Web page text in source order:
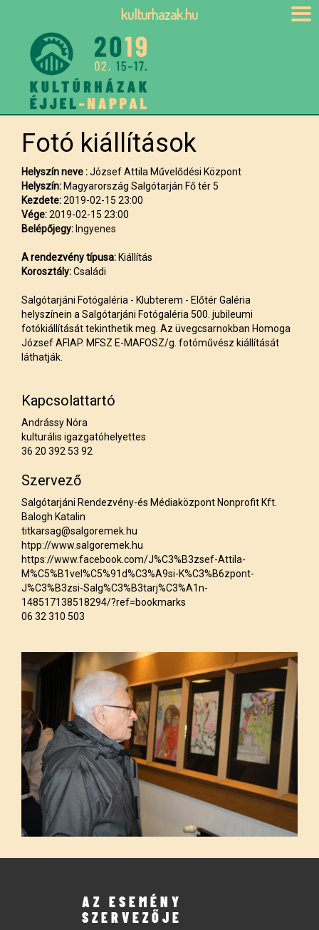
Fotó kiállítások
Helyszín neve :József Attila Művelődési Központ
Helyszín: Magyarország Salgótarján Fő tér 5
Kezdete:2019-02-15 23:00
Vége:2019-02-15 23:00
Belépőjegy: Ingyenes
A rendezvény típusa: Kiállítás
Korosztály:Családi
Salgótarjáni Fotógaléria - Klubterem - Előtér Galéria
helyszínein a Salgótarjáni Fotógaléria 500. jubileumi
fotókiállítását tekinthetik meg. Az üvegcsarnokban Homoga
József AFIAP. MFSZ E-MAFOSZ/g. fotóművész kiállítását
láthatják.
Kapcsolattartó
Andrássy Nóra
kulturális igazgatóhelyettes
36 20 392 53 92
Szervező
Salgótarjáni Rendezvény-és Médiaközpont Nonprofit Kft.
Balogh Katalin
titkarsag@salgoremek.hu
htpp://www.salgoremek.hu
https://www.facebook.com/J%C3%B3zsef-Attila-
M%C5%B1vel%C5%91d%C3%A9si-K%C3%B6zpont-
J%C3%B3zsi-Salg%C3%B3tarj%C3%A1n-
148517138518294/?ref=bookmarks
06 32 310 503
AZ ESEMÉNY
SZERVEZŐJE
kulturhazak.hu